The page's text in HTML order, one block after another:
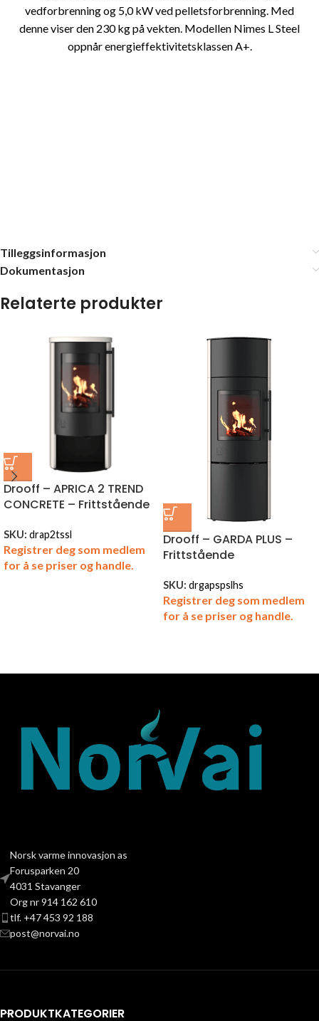
vedforbrenning og 5,0 kW ved pelletsforbrenning. Med
denne viser den 230 kg på vekten. Modellen Nimes L Steel
oppnår energieffektivitetsklassen A+.
Tilleggsinformasjon
Dokumentasjon
Relaterte produkter
Drooff – APRICA 2 TREND
CONCRETE – Frittstående
SKU: drap2tssl
Registrer deg som medlem
for å se priser og handle.
Drooff – GARDA PLUS –
Frittstående
SKU: drgapspslhs
Registrer deg som medlem
for å se priser og handle.
Norsk varme innovasjon as
Forusparken 20
4031 Stavanger
Org nr 914 162 610
tlf. +47 453 92 188
post@norvai.no
PRODUKTKATEGORIER